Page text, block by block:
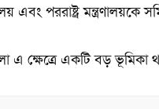
এবং পররাষ্ট্র মন্ত্রণালয়কে
এ ক্ষেত্রে একটি বড় ভূমিকা